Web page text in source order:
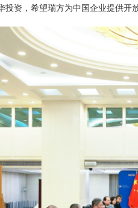
投资，希望瑞方为中国企业提供开